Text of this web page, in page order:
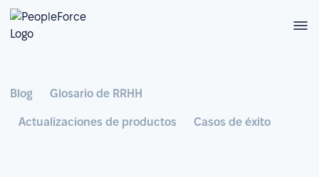
Blog Glosario de RRHH
Actualizaciones de productos Casos de éxito